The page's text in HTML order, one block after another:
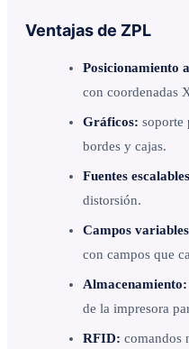
Ventajas de ZPL
Posicionamiento
con coordenadas
Gráficos: soporte
bordes y cajas.
Fuentes
distorsión.
Campos
con campos que
Almacenamiento:
de la impresora
RFID: comandos